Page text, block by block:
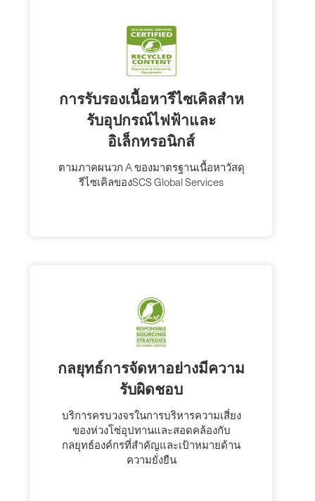
การรับรองเนื้อหารีไซเคิลสําห
รับอุปกรณ์ไฟฟ้าและ
อิเล็กทรอนิกส์
ตามภาคผนวก A ของมาตรฐานเนื้อหาวัสดุ
รีไซเคิลของSCS Global Services
กลยุทธ์การจัดหาอย่างมีความ
รับผิดชอบ
บริการครบวงจรในการบริหารความเสี่ยง
ของห่วงโซ่อุปทานและสอดคล้องกับ
กลยุทธ์องค์กรที่สำคัญและเป้าหมายด้าน
ความยั่งยืน